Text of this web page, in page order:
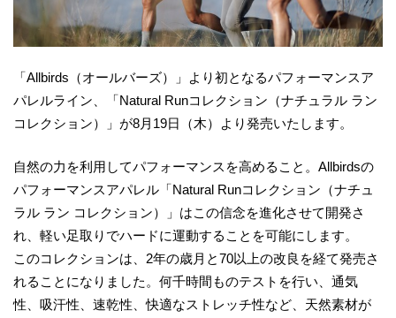
「Allbirds（オールバーズ）」より初となるパフォーマンスア
パレルライン、「Natural Runコレクション（ナチュラル ラン
コレクション）」が8月19日（木）より発売いたします。
自然の力を利用してパフォーマンスを高めること。Allbirdsの
パフォーマンスアパレル「Natural Runコレクション（ナチュ
ラル ラン コレクション）」はこの信念を進化させて開発さ
れ、軽い足取りでハードに運動することを可能にします。
このコレクションは、2年の歳月と70以上の改良を経て発売さ
れることになりました。何千時間ものテストを行い、通気
性、吸汗性、速乾性、快適なストレッチ性など、天然素材が